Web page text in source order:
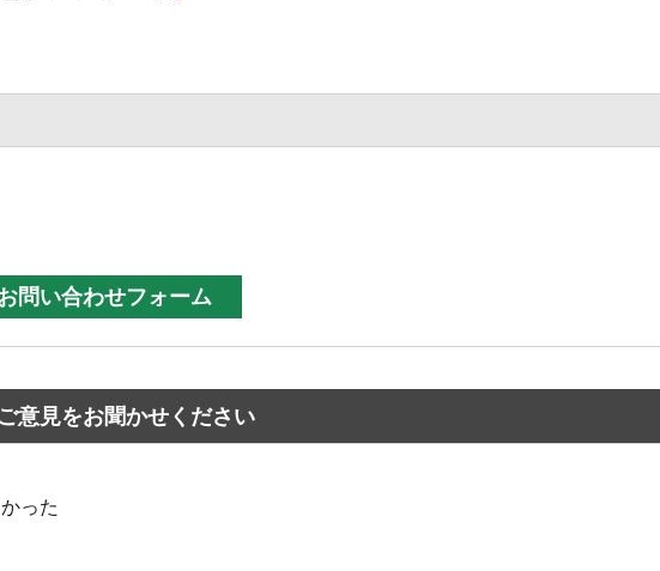
意見をお聞かせください
った